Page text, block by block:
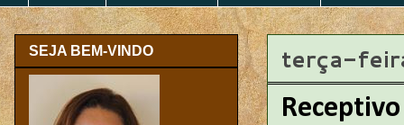
terça-
SEJA BEM-VINDO